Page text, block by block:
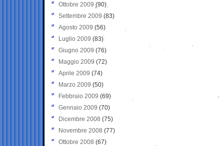
Ottobre 2009 (90)
Settembre 2009 (83)
Agosto 2009 (56)
Luglio 2009 (83)
Giugno 2009 (76)
Maggio 2009 (72)
Aprile 2009 (74)
Marzo 2009 (50)
Febbraio 2009 (69)
Gennaio 2009 (70)
Dicembre 2008 (75)
Novembre 2008 (77)
Ottobre 2008 (67)